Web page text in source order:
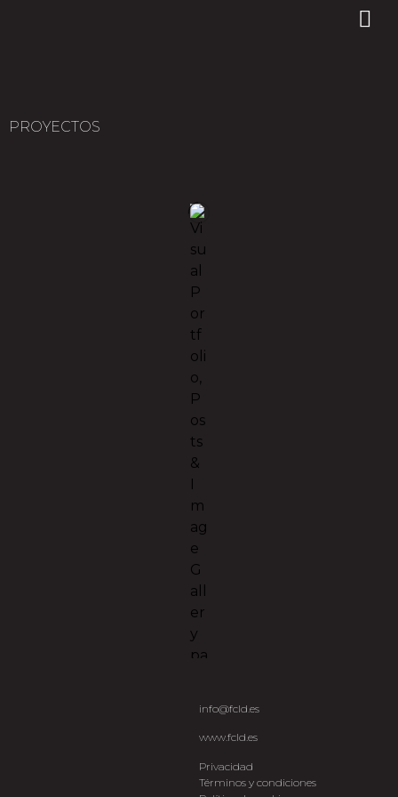
PROYECTOS
info@fcld.es
www.fcld.es
Privacidad
Términos y condiciones